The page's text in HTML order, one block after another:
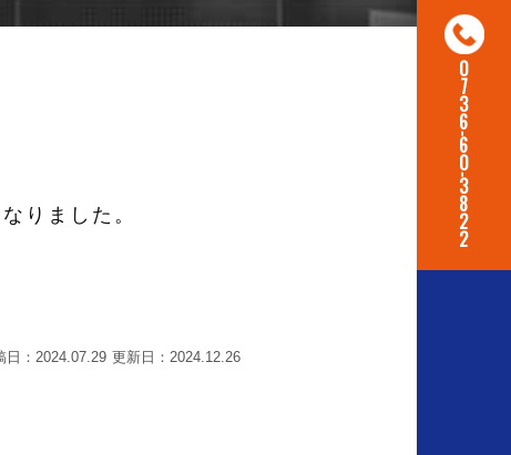
りました。
： 2024.07.29 更新日： 2024.12.26
0
7
3
6
-
6
0
-
3
8
2
2